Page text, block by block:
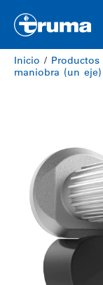
Inicio / Productos
maniobra (un eje)